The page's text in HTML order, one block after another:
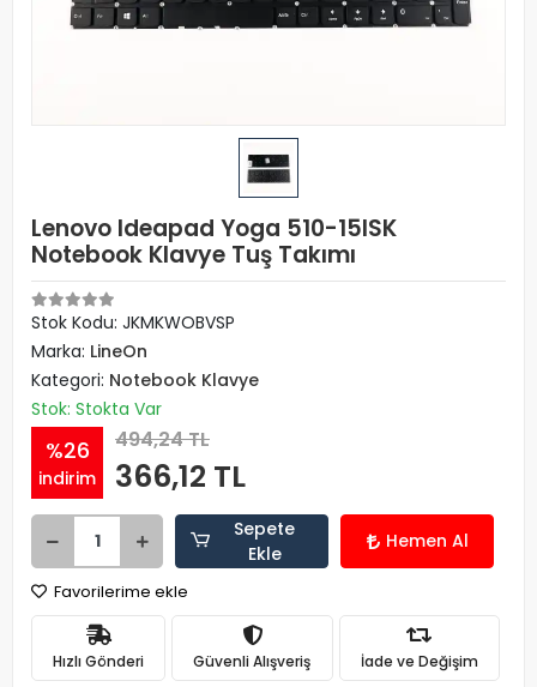
Lenovo Ideapad Yoga 510-15ISK
Notebook Klavye Tuş Takımı
Stok Kodu: JKMKWOBVSP
Marka: LineOn
Kategori: Notebook Klavye
Stok: Stokta Var
%26
indirim
494,24 TL
366,12 TL
Sepete
Ekle
Hemen Al
Favorilerime ekle
Hızlı Gönderi Güvenli Alışveriş İade ve Değişim